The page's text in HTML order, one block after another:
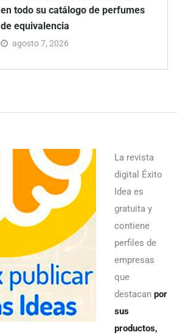
en todo su catálogo de perfumes
de equivalencia
agosto 7, 2026
La revista
digital Éxito
Idea es
gratuita y
contiene
perfiles de
empresas
que
destacan por
sus
productos,